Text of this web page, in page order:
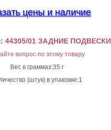
цены и наличие
44305/01 ЗАДНИЕ ПОДВЕСКИ
вопрос по этому товару
Вес в граммах:35 г
{штук} в упаковке:1